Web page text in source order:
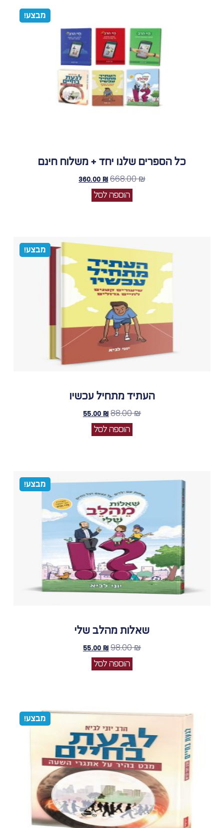
מבצע!
כל הספרים שלנו יחד + משלוח חינם
668.00₪
360.00 ₪
הוספה לסל
מבצע!
העתיד מתחיל עכשיו
88.00₪
55.00₪
הוספה לסל
מבצע!
שאלות מהלב שלי
98.00₪
55.00₪
הוספה לסל
מבצע!